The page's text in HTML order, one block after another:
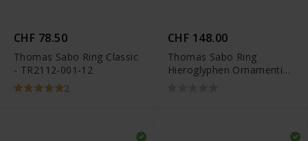
CHF 78.50
Thomas Sabo Ring Classic
- TR2112-001-12
2
CHF 148.00
Thomas Sabo Ring
Hieroglyphen Ornamentik